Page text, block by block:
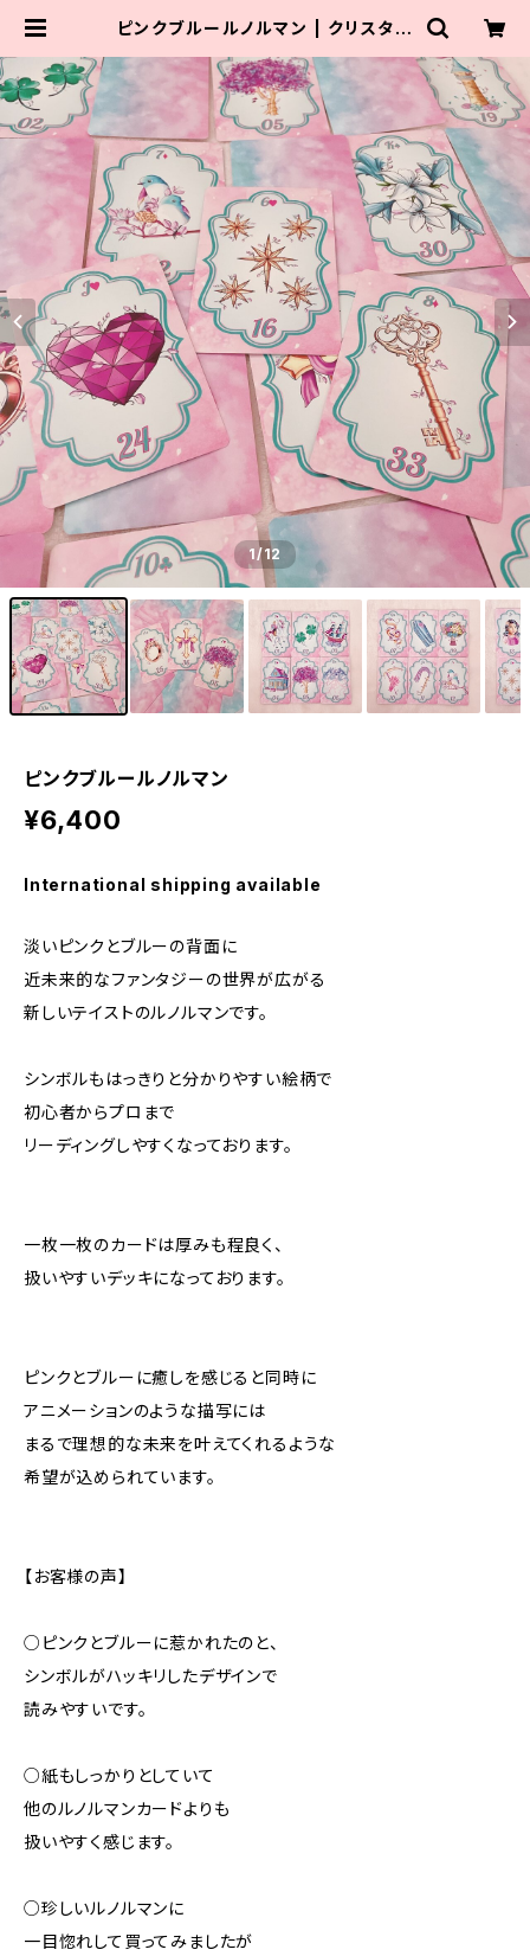
ピンクブルールノルマン | クリスタル
1/12
ピンクブルールノルマン
¥6,400
International shipping available
淡いピンクとブルーの背面に
近未来的なファンタジーの世界が広がる
新しいテイストのルノルマンです。
シンボルもはっきりと分かりやすい絵柄で
初心者からプロまで
リーディングしやすくなっております。
一枚一枚のカードは厚みも程良く、
扱いやすいデッキになっております。
ピンクとブルーに癒しを感じると同時に
アニメーションのような描写には
まるで理想的な未来を叶えてくれるような
希望が込められています。
【お客様の声】
○ピンクとブルーに惹かれたのと、
シンボルがハッキリしたデザインで
読みやすいです。
○紙もしっかりとしていて
他のルノルマンカードよりも
扱いやすく感じます。
○珍しいルノルマンに
一目惚れして買ってみましたが